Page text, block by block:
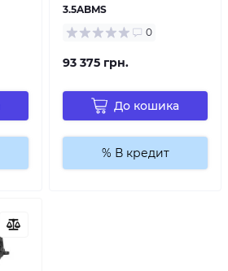
3.5ABMS
0
93 375 грн.
До кошика
% В кредит